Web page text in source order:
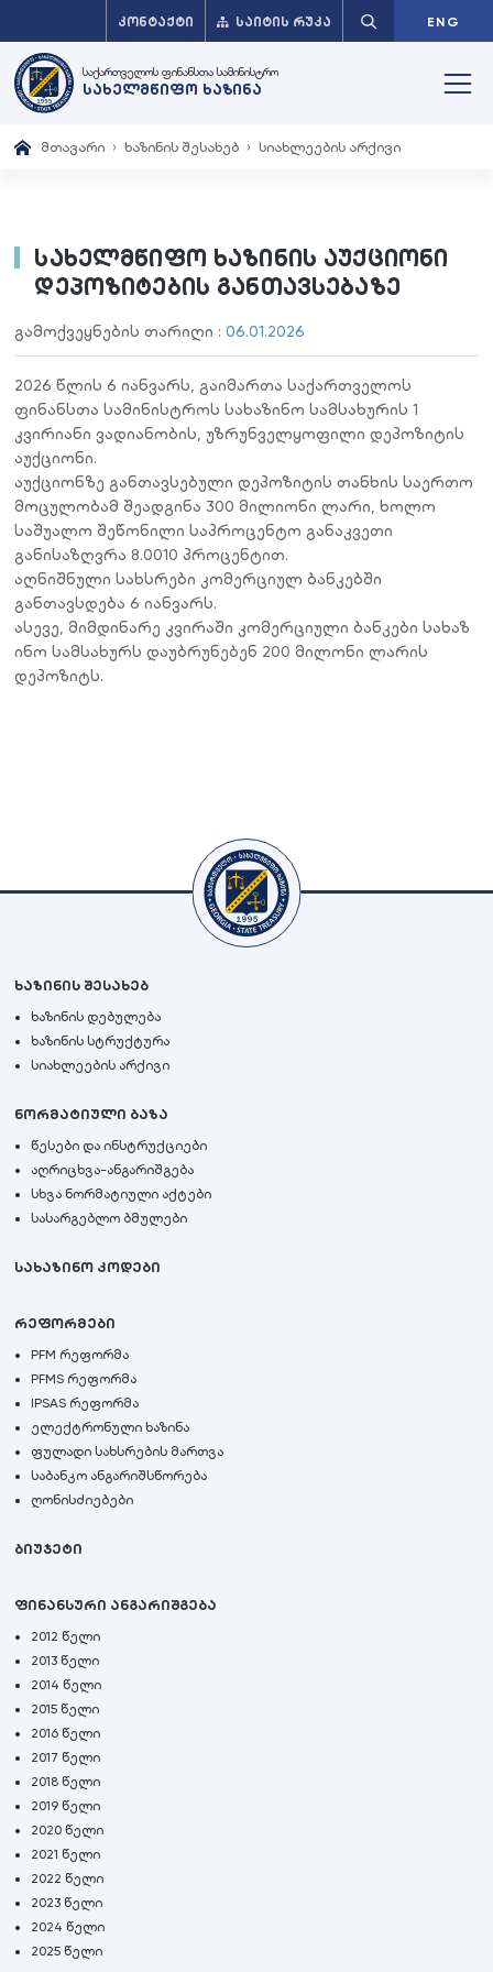
ᲙᲝᲜᲢᲐᲥᲢᲘ ᲡᲐᲘᲢᲘᲡ ᲠᲣᲙᲐ ENG
საქართველოს ფინანსთა სამინისტრო
სახელმწიფო ხაზინა
მთავარი ხაზინის შესახებ სიახლეების არქივი
სახელმწიფო ხაზინის აუქციონი
დეპოზიტების განთავსებაზე
გამოქვეყნების თარიღი :06.01.2026
2026 წლის 6 იანვარს, გაიმართა საქართველოს
ფინანსთა სამინისტროს სახაზინო სამსახურის 1
კვირიანი ვადიანობის, უზრუნველყოფილი დეპოზიტის
აუქციონი.
აუქციონზე განთავსებული დეპოზიტის თანხის საერთო
მოცულობამ შეადგინა 300 მილიონი ლარი,ხოლო
საშუალო შეწონილი საპროცენტო განაკვეთი
განისაზღვრა 8.0010 პროცენტით.
აღნიშნული სახსრები კომერციულ ბანკებში
განთავსდება6 იანვარს.
ასევე, მიმდინარე კვირაში კომერციული ბანკები სახაზ
ინო სამსახურს დაუბრუნებენ 200 მილონილარის
დეპოზიტს.
ხაზინის შესახებ
ხაზინის დებულება
ხაზინის სტრუქტურა
სიახლეების არქივი
ნორმატიული ბაზა
წესები და ინსტრუქციები
აღრიცხვა-ანგარიშგება
სხვა ნორმატიული აქტები
სასარგებლო ბმულები
სახაზინო კოდები
რეფორმები
PFM რეფორმა
PFMS რეფორმა
IPSAS რეფორმა
ელექტრონული ხაზინა
ფულადი სახსრების მართვა
საბანკო ანგარიშსწორება
ღონისძიებები
ბიუჯეტი
ფინანსური ანგარიშგება
2012 წელი
2013 წელი
2014 წელი
2015 წელი
2016 წელი
2017 წელი
2018 წელი
2019 წელი
2020 წელი
2021 წელი
2022 წელი
2023 წელი
2024 წელი
2025 წელი